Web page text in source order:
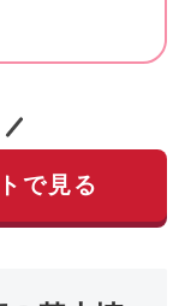
で見る